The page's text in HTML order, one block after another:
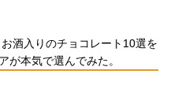
お酒入りのチョコレート10選を
が本気で選んでみた。